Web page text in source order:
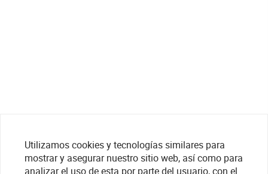
Utilizamos cookies y tecnologías similares para
mostrar y asegurar nuestro sitio web, así como para
analizar el uso de esta por parte del usuario, con el